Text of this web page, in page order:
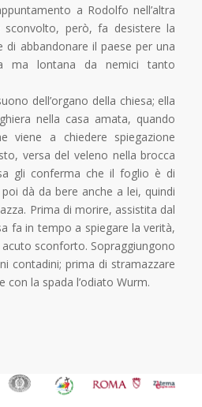
a Rodolfo nell’altra
però, fa desistere la
di abbandonare il paese per una
ma lontana da nemici tanto
dell’organo della chiesa; ella
nella casa amata, quando
viene a chiedere spiegazione
versa del veleno nella brocca
gli conferma che il foglio è di
dà da bere anche a lei, quindi
Prima di morire, assistita dal
fa in tempo a spiegare la verità,
acuto sconforto. Sopraggiungono
contadini; prima di stramazzare
la spada l’odiato Wurm.